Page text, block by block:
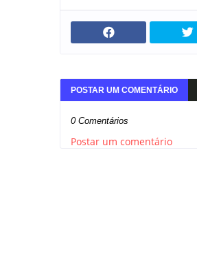
POSTAR UM COMENTÁRIO
0 Comentários
Postar um comentário